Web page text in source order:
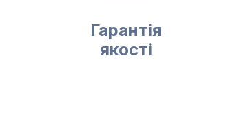
Гарантія
якості